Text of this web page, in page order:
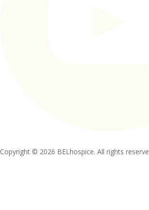
Copyright © 2026 BELhospice. All rights